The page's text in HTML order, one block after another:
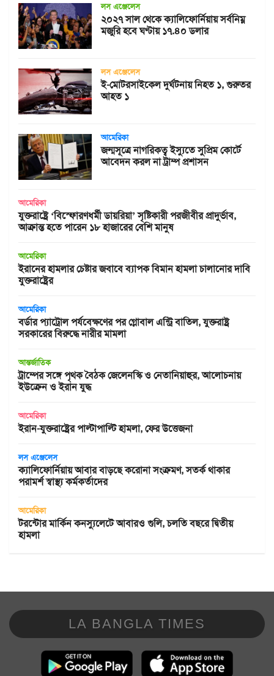
লস এঞ্জেলেস
২০২৭ সাল থেকে ক্যালিফোর্নিয়ায় সর্বনিম্ন
মজুরি হবে ঘণ্টায় ১৭.৪০ ডলার
লস এঞ্জেলেস
ই-মোটরসাইকেল দুর্ঘটনায় নিহত ১, গুরুতর
আহত ১
আমেরিকা
জন্মসূত্রে নাগরিকত্ব ইস্যুতে সুপ্রিম কোর্টে
আবেদন করল না ট্রাম্প প্রশাসন
আমেরিকা
যুক্তরাষ্ট্রে ‘বিস্ফোরণধর্মী ডায়রিয়া’ সৃষ্টিকারী পরজীবীর প্রাদুর্ভাব,
আক্রান্ত হতে পারেন ১৮ হাজারের বেশি মানুষ
আমেরিকা
ইরানের হামলার চেষ্টার জবাবে ব্যাপক বিমান হামলা চালানোর দাবি
যুক্তরাষ্ট্রের
আমেরিকা
বর্ডার প্যাট্রোল পর্যবেক্ষণের পর গ্লোবাল এন্ট্রি বাতিল, যুক্তরাষ্ট্র
সরকারের বিরুদ্ধে নারীর মামলা
আন্তর্জাতিক
ট্রাম্পের সঙ্গে পৃথক বৈঠক জেলেনস্কি ও নেতানিয়াহুর, আলোচনায়
ইউক্রেন ও ইরান যুদ্ধ
আমেরিকা
ইরান-যুক্তরাষ্ট্রের পাল্টাপাল্টি হামলা, ফের উত্তেজনা
লস এঞ্জেলেস
ক্যালিফোর্নিয়ায় আবার বাড়ছে করোনা সংক্রমণ, সতর্ক থাকার
পরামর্শ স্বাস্থ্য কর্মকর্তাদের
আমেরিকা
টরন্টোর মার্কিন কনস্যুলেটে আবারও গুলি, চলতি বছরে দ্বিতীয়
হামলা
LA BANGLA TIMES